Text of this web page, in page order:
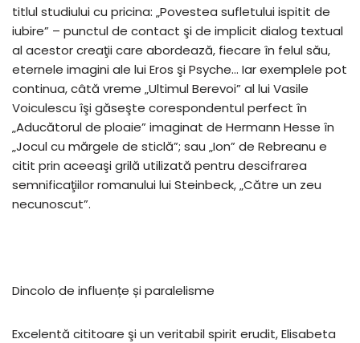
titlul studiului cu pricina: „Povestea sufletului ispitit de
iubire” – punctul de contact şi de implicit dialog textual
al acestor creaţii care abordează, fiecare în felul său,
eternele imagini ale lui Eros şi Psyche… Iar exemplele pot
continua, câtă vreme „Ultimul Berevoi” al lui Vasile
Voiculescu îşi găseşte corespondentul perfect în
„Aducătorul de ploaie” imaginat de Hermann Hesse în
„Jocul cu mărgele de sticlă”; sau „Ion” de Rebreanu e
citit prin aceeaşi grilă utilizată pentru descifrarea
semnificaţiilor romanului lui Steinbeck, „Către un zeu
necunoscut”.
Dincolo de influențe și paralelisme
Excelentă cititoare şi un veritabil spirit erudit, Elisabeta